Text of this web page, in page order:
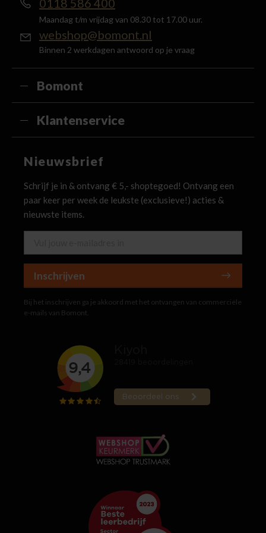
0118 586 400
Maandag t/m vrijdag van 08.30 tot 17.00 uur.
webshop@bomont.nl
Binnen 2 werkdagen antwoord op je vraag
Bomont
Klantenservice
Nieuwsbrief
Schrijf je in & ontvang € 5,- shoptegoed! Ontvang een
paar keer per week de leukste (exclusieve!) acties &
nieuwste items.
Inschrijven
Bij het inschrijven ga je akkoord met het ontvangen van commerciële
e-mails van Bomont.